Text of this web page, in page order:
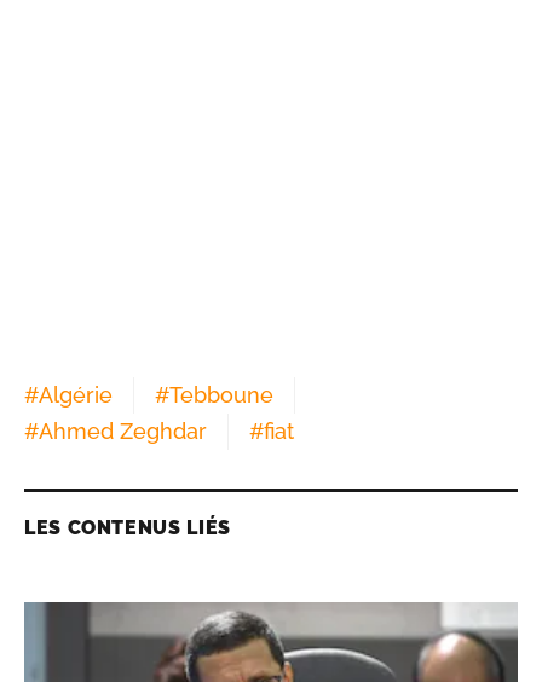
#Algérie #Tebboune
#Ahmed Zeghdar #fiat
LES CONTENUS LIÉS